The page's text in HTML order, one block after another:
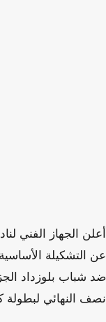
أعلن الجهاز الفني
عن التشكيلة
ضد شباب بلوزداد
نصف النهائي لبطولة